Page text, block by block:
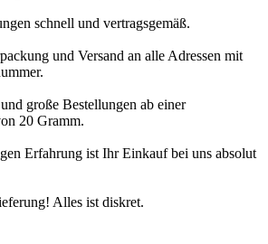
schnell und vertragsgemäß.
und Versand an alle Adressen mit
große Bestellungen ab einer
20 Gramm.
Erfahrung ist Ihr Einkauf bei uns absolut
Alles ist diskret.